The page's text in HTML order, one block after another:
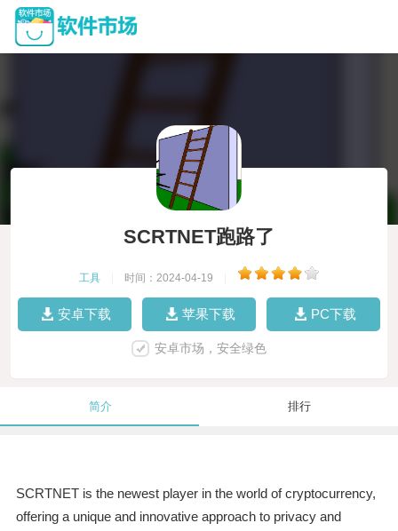
SCRTNET跑路了
工具 时间：2024-04-19
安卓下载 苹果下载 PC下载
安卓市场，安全绿色
简介 排行
SCRTNET is the newest player in the world of cryptocurrency,
offering a unique and innovative approach to privacy and